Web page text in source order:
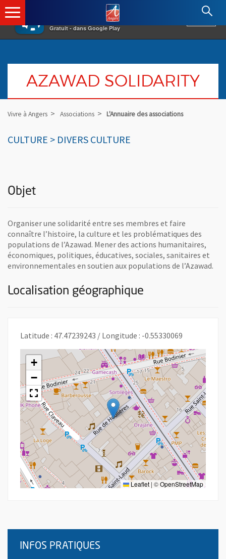
×
Gratuit - dans Google Play
Angers.fr : Retour à l'accueil
AZAWAD SOLIDARITY
Vivre à Angers Associations L'Annuaire des associations
CULTURE > DIVERS CULTURE
Objet
Organiser une solidarité entre ses membres et faire
connaître l’histoire, la culture et les problématiques des
populations de l’Azawad. Mener des actions humanitaires,
économiques, politiques, éducatives, sociales, sanitaires et
environnementales en soutien aux populations de l’Azawad.
Localisation géographique
Latitude : 47.47239243 / Longitude : -0.55330069
+
−
Leaflet | ©OpenStreetMap
INFOS PRATIQUES